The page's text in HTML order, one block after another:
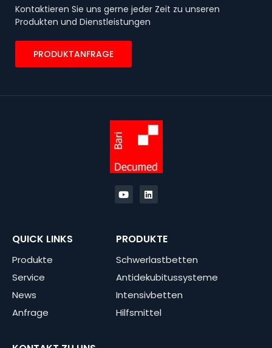
Kontaktieren Sie uns gerne jeder Zeit zu unseren
Produkten und Dienstleistungen
PRODUKTANFRAGE
QUICK LINKS
Produkte
Service
News
Anfrage
PRODUKTE
Schwerlastbetten
Antidekubitussysteme
Intensivbetten
Hilfsmittel